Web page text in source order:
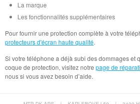
La marque
Les fonctionnalités supplémentaires
Pour fournir une protection complète à votre
protecteurs d'écran haute qualité.
Si votre téléphone a déjà subi des dommages et
coque de protection, visitez notre page de
nous si vous avez besoin d’aide.